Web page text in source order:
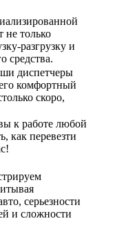
не только
разгрузку и
средства.
диспетчеры
комфортный
скоро,
к работе любой
как перевезти
серьезности
и сложности